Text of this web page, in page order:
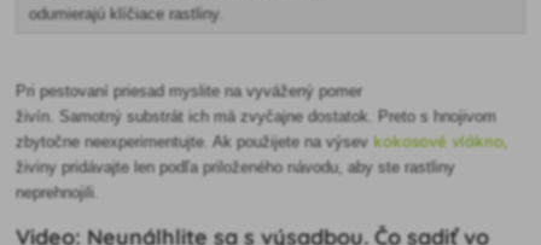
odumierajú klíčiace rastliny.
Pri pestovaní priesad myslite na vyvážený pomer
živín. Samotný substrát ich má zvyčajne dostatok. Preto s hnojivom
zbytočne neexperimentujte. Ak použijete na výsev kokosové vlákno,
živiny pridávajte len podľa priloženého návodu, aby ste rastliny
neprehnojili.
Video: Neunálhlite sa s výsadbou. Čo sadiť vo